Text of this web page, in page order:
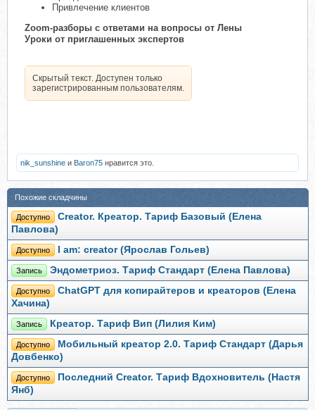
Привлечение клиентов
Zoom-разборы с ответами на вопросы от Лены
Уроки от приглашенных экспертов
Скрытый текст. Доступен только
зарегистрированным пользователям.
nik_sunshine и Baron75 нравится это.
Похожие складчины
Доступно
Creator. Креатор. Тариф Базовый (Елена
Павлова)
Доступно I am: creator (Ярослав Гольев)
Запись Эндометриоз. Тариф Стандарт (Елена Павлова)
Доступно
ChatGPT для копирайтеров и креаторов (Елена
Хачина)
Запись Креатор. Тариф Вип (Лилия Ким)
Доступно
Мобильный креатор 2.0. Тариф Стандарт (Дарья
Довбенко)
Доступно
Последний Creator. Тариф Вдохновитель (Настя
Янб)